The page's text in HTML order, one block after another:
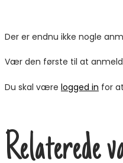
Der er endnu ikke nogle
Vær den første til at
Du skal være logged in for
Relaterede